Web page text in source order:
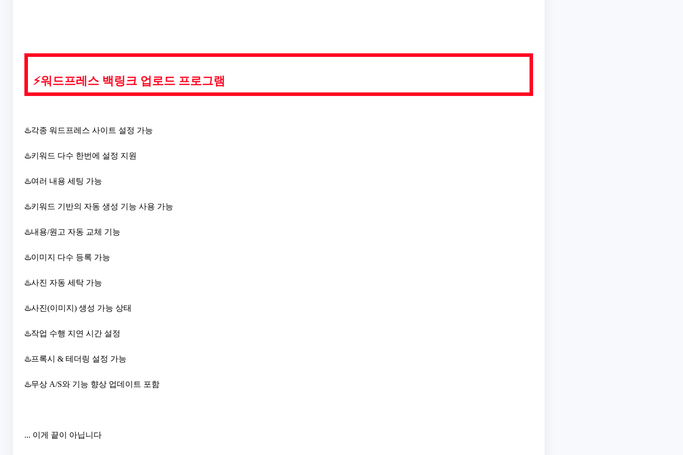
⚡워드프레스 백링크 업로드 프로그램
♨️각종 워드프레스 사이트 설정 가능
♨️키워드 다수 한번에 설정 지원
♨️여러 내용 세팅 가능
♨️키워드 기반의 자동 생성 기능 사용 가능
♨️내용/원고 자동 교체 기능
♨️이미지 다수 등록 가능
♨️사진 자동 세탁 가능
♨️사진(이미지) 생성 가능 상태
♨️작업 수행 지연 시간 설정
♨️프록시 & 테더링 설정 가능
♨️무상 A/S와 기능 향상 업데이트 포함
... 이게 끝이 아닙니다